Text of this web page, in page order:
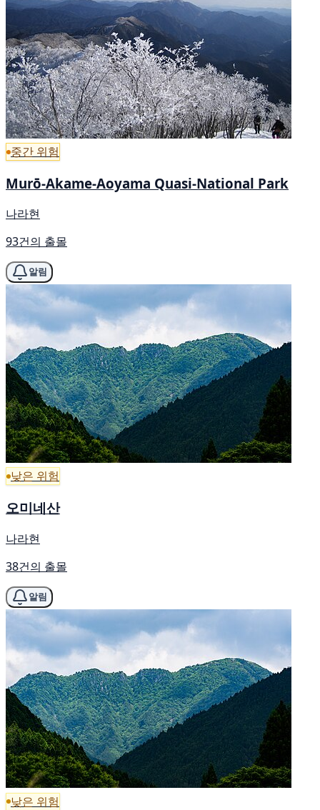
중간 위험
Murō-Akame-Aoyama Quasi-National Park
나라현
93건의 출몰
알림
낮은 위험
오미네산
나라현
38건의 출몰
알림
낮은 위험